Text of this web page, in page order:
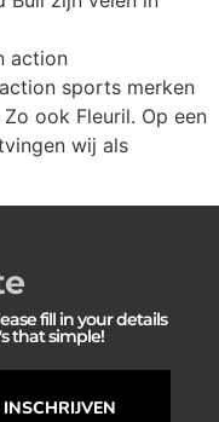
action
sports merken
ook Fleuril. Op een
wij als
fill in your details
that simple!
INSCHRIJVEN